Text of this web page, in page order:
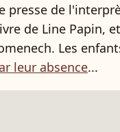
presse de
de Line Papin,
Les
leur absence...